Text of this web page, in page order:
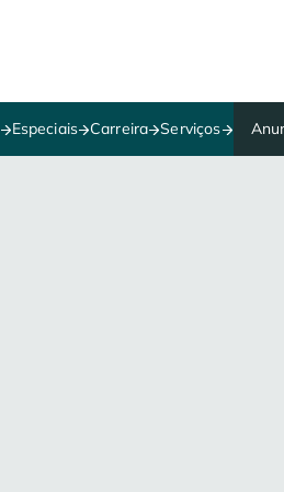
Especiais Carreira Serviços